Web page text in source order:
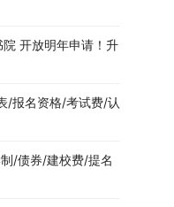
开放明年申请！升
/报名资格/考试费/认
/债券/建校费/提名